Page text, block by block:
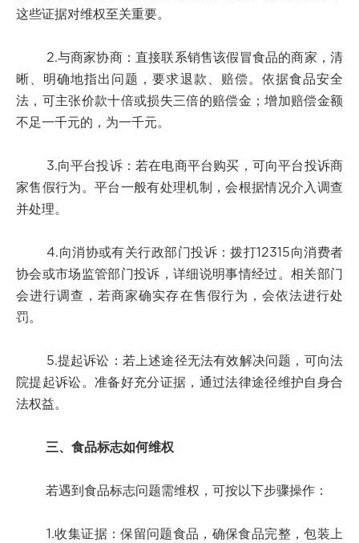
这些证据对维权至关重要。
2.与商家协商：直接联系销售该假冒食品的商家，清
晰、明确地指出问题，要求退款、赔偿。依据食品安全
法，可主张价款十倍或损失三倍的赔偿金；增加赔偿金额
不足一千元的，为一千元。
3.向平台投诉：若在电商平台购买，可向平台投诉商
家售假行为。平台一般有处理机制，会根据情况介入调查
并处理。
4.向消协或有关行政部门投诉：拨打12315向消费者
协会或市场监管部门投诉，详细说明事情经过。相关部门
会进行调查，若商家确实存在售假行为，会依法进行处
罚。
5.提起诉讼：若上述途径无法有效解决问题，可向法
院提起诉讼。准备好充分证据，通过法律途径维护自身合
法权益。
三、食品标志如何维权
若遇到食品标志问题需维权，可按以下步骤操作：
1.收集证据：保留问题食品，确保食品完整，包装上